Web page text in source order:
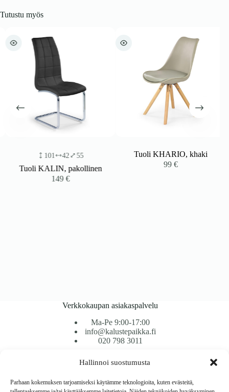
Hallinnoi suostumusta
Parhaan kokemuksen tarjoamiseksi käytämme teknologioita, kuten evästeitä,
Tutustu myös
101 42 55
Tuoli KALIN, pakollinen
149€
Tuoli KHARIO, khaki
99€
Verkkokaupan asiakaspalvelu
Ma-Pe 9:00-17:00
info@kalustepaikka.fi
020 798 3011
Tavarantoimitus / Maksutavat
Toimitustavat
Maksutavat